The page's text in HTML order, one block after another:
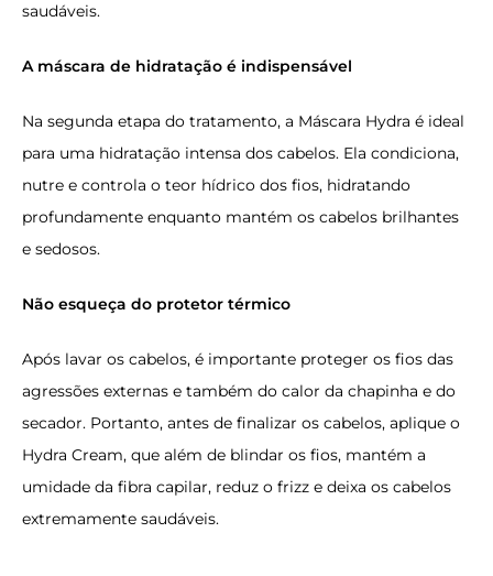
saudáveis.
A máscara de hidratação é indispensável
Na segunda etapa do tratamento, a Máscara Hydra é ideal
para uma hidratação intensa dos cabelos. Ela condiciona,
nutre e controla o teor hídrico dos fios, hidratando
profundamente enquanto mantém os cabelos brilhantes
e sedosos.
Não esqueça do protetor térmico
Após lavar os cabelos, é importante proteger os fios das
agressões externas e também do calor da chapinha e do
secador. Portanto, antes de finalizar os cabelos, aplique o
Hydra Cream, que além de blindar os fios, mantém a
umidade da fibra capilar, reduz o frizz e deixa os cabelos
extremamente saudáveis.